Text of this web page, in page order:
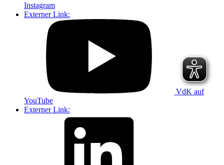
Instagram
Externer Link:
VdK auf
YouTube
Externer Link: